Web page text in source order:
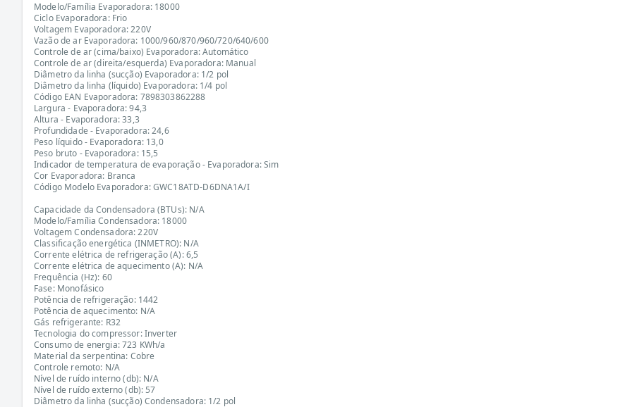
Modelo/Família Evaporadora: 18000
Ciclo Evaporadora: Frio
Voltagem Evaporadora: 220V
Vazão de ar Evaporadora: 1000/960/870/960/720/640/600
Controle de ar (cima/baixo) Evaporadora: Automático
Controle de ar (direita/esquerda) Evaporadora: Manual
Diâmetro da linha (sucção) Evaporadora: 1/2 pol
Diâmetro da linha (líquido) Evaporadora: 1/4 pol
Código EAN Evaporadora: 7898303862288
Largura - Evaporadora: 94,3
Altura - Evaporadora: 33,3
Profundidade - Evaporadora: 24,6
Peso líquido - Evaporadora: 13,0
Peso bruto - Evaporadora: 15,5
Indicador de temperatura de evaporação - Evaporadora: Sim
Cor Evaporadora: Branca
Código Modelo Evaporadora: GWC18ATD-D6DNA1A/I
Capacidade da Condensadora (BTUs): N/A
Modelo/Família Condensadora: 18000
Voltagem Condensadora: 220V
Classificação energética (INMETRO): N/A
Corrente elétrica de refrigeração (A): 6,5
Corrente elétrica de aquecimento (A): N/A
Frequência (Hz): 60
Fase: Monofásico
Potência de refrigeração: 1442
Potência de aquecimento: N/A
Gás refrigerante: R32
Tecnologia do compressor: Inverter
Consumo de energia: 723 KWh/a
Material da serpentina: Cobre
Controle remoto: N/A
Nível de ruído interno (db): N/A
Nível de ruído externo (db): 57
Diâmetro da linha (sucção) Condensadora: 1/2 pol